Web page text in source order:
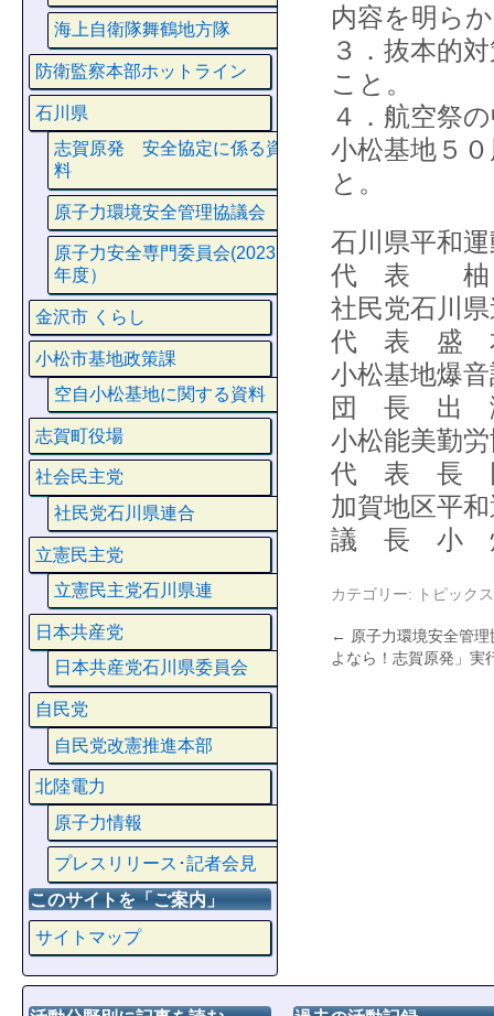
内容を明ら
３．抜本的
こと。
４．航空祭
小松基地５
と。
石川県平和
代 表
社民党石川
代 表 盛
小松基地爆
団 長 出
小松能美勤
代 表 長
加賀地区平
議 長 小
カテゴリー: トピックス
← 原子力環境安全管
よなら！志賀原発」実
海上自衛隊舞鶴地方隊
防衛監察本部ホットライン
石川県
志賀原発 安全協定に係る資
料
原子力環境安全管理協議会
原子力安全専門委員会(2023
年度）
金沢市 くらし
小松市基地政策課
空自小松基地に関する資料
志賀町役場
社会民主党
社民党石川県連合
立憲民主党
立憲民主党石川県連
日本共産党
日本共産党石川県委員会
自民党
自民党改憲推進本部
北陸電力
原子力情報
プレスリリース･記者会見
このサイトを「ご案内」
サイトマップ